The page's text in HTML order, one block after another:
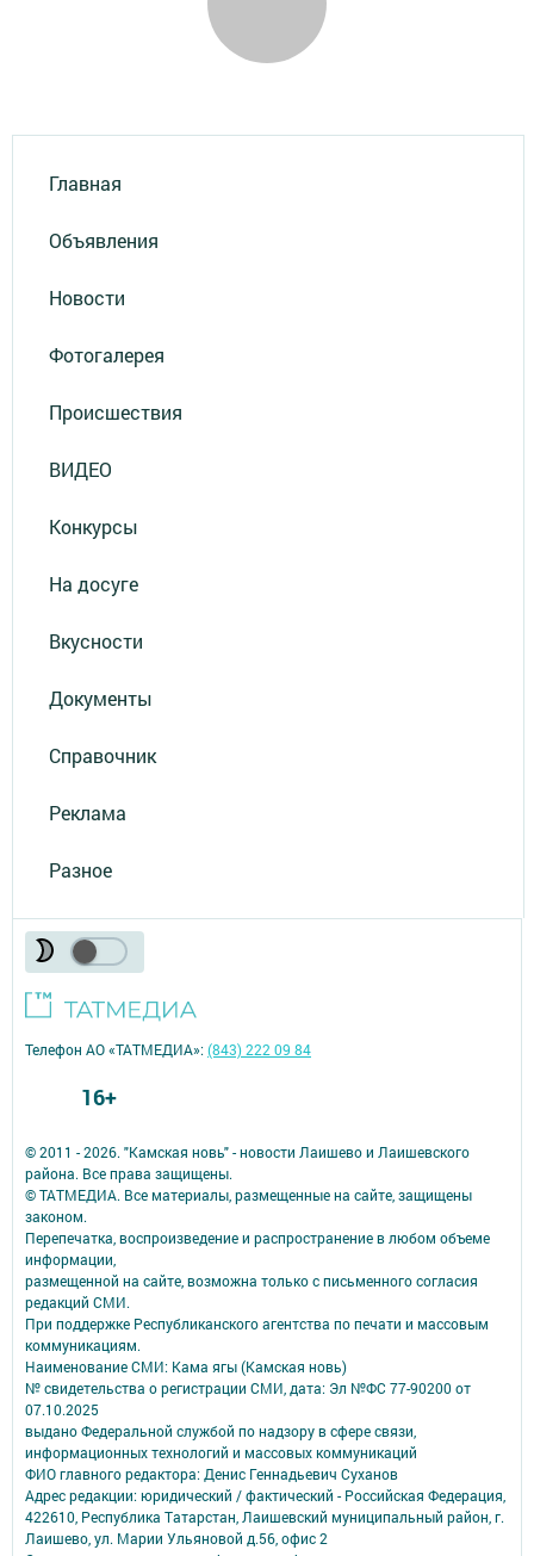
Главная
Объявления
Новости
Фотогалерея
Происшествия
ВИДЕО
Конкурсы
На досуге
Вкусности
Документы
Справочник
Реклама
Разное
© 2011 - 2026. "Камская новь" - новости Лаишево и Лаишевского
района. Все права защищены.
© ТАТМЕДИА. Все материалы, размещенные на сайте, защищены
законом.
Перепечатка, воспроизведение и распространение в любом объеме
информации,
размещенной на сайте, возможна только с письменного согласия
редакций СМИ.
При поддержке Республиканского агентства по печати и массовым
коммуникациям.
Наименование СМИ: Кама ягы (Камская новь)
№ свидетельства о регистрации СМИ, дата: Эл №ФC 77-90200 от
07.10.2025
выдано Федеральной службой по надзору в сфере связи,
информационных технологий и массовых коммуникаций
ФИО главного редактора: Денис Геннадьевич Суханов
Адрес редакции: юридический / фактический - Российская Федерация,
422610, Республика Татарстан, Лаишевский муниципальный район, г.
Лаишево, ул. Марии Ульяновой д.56, офис 2
Телефон АО «ТАТМЕДИА»:(843) 222 09 84
16+